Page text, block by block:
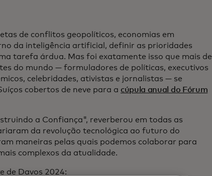
de conflitos geopolíticos, economias em
da inteligência artificial, definir as prioridades
tarefa árdua. Mas foi exatamente isso que mais de
do mundo — formuladores de políticas, executivos
celebridades, ativistas e jornalistas — se
cobertos de neve para a cúpula anual do Fórum
a Confiança", reverberou em todas as
da revolução tecnológica ao futuro do
maneiras pelas quais podemos colaborar para
complexos da atualidade.
de Davos 2024: